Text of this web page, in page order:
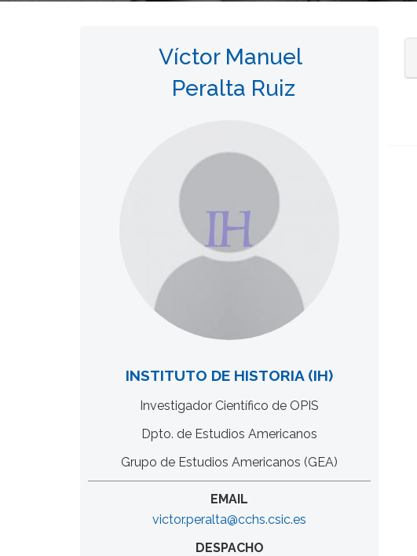
Víctor Manuel
Peralta Ruiz
INSTITUTO DE HISTORIA (IH)
Investigador Científico de OPIS
Dpto. de Estudios Americanos
Grupo de Estudios Americanos (GEA)
EMAIL
victor.peralta@cchs.csic.es
DESPACHO